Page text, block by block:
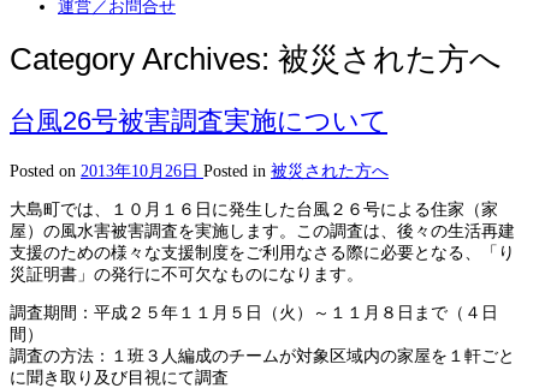
運営／お問合せ
Category Archives: 被災された方へ
台風26号被害調査実施について
Posted on 2013年10月26日 Posted in 被災された方へ
大島町では、１０月１６日に発生した台風２６号による住家（家
屋）の風水害被害調査を実施します。この調査は、後々の生活再建
支援のための様々な支援制度をご利用なさる際に必要となる、「り
災証明書」の発行に不可欠なものになります。
調査期間：平成２５年１１月５日（火）～１１月８日まで（４日
間）
調査の方法：１班３人編成のチームが対象区域内の家屋を１軒ごと
に聞き取り及び目視にて調査